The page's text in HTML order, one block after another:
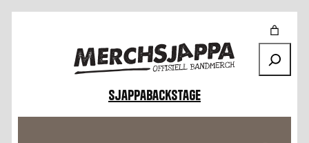
SjappaBackstage